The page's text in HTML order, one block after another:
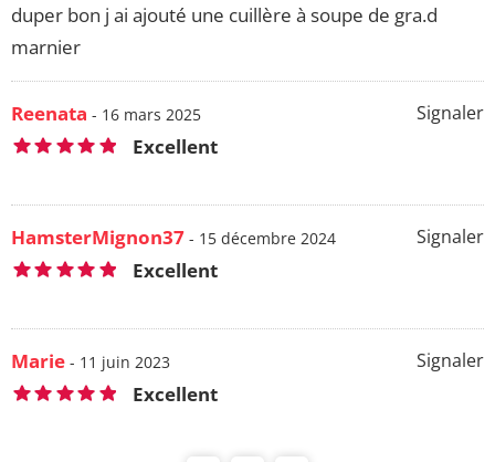
duper bon j ai ajouté une cuillère à soupe de gra.d
marnier
Signaler
Reenata - 16 mars 2025
Excellent
Signaler
HamsterMignon37 - 15 décembre 2024
Excellent
Signaler
Marie - 11 juin 2023
Excellent